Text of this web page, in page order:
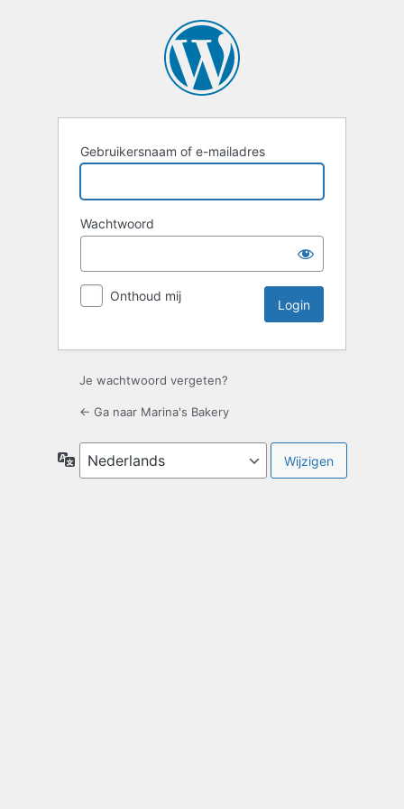
Gebruikersnaam of e-mailadres
Wachtwoord
Onthoud mij
Je wachtwoord vergeten?
← Ga naar Marina's Bakery
Taal